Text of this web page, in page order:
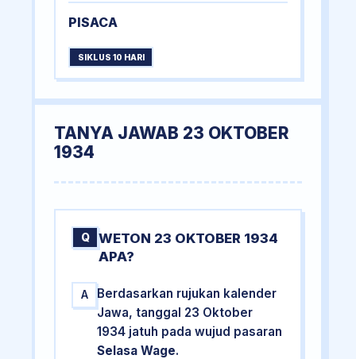
PISACA
SIKLUS 10 HARI
TANYA JAWAB 23 OKTOBER
1934
Q
WETON 23 OKTOBER 1934
APA?
A
Berdasarkan rujukan kalender
Jawa, tanggal 23 Oktober
1934 jatuh pada wujud pasaran
Selasa Wage.